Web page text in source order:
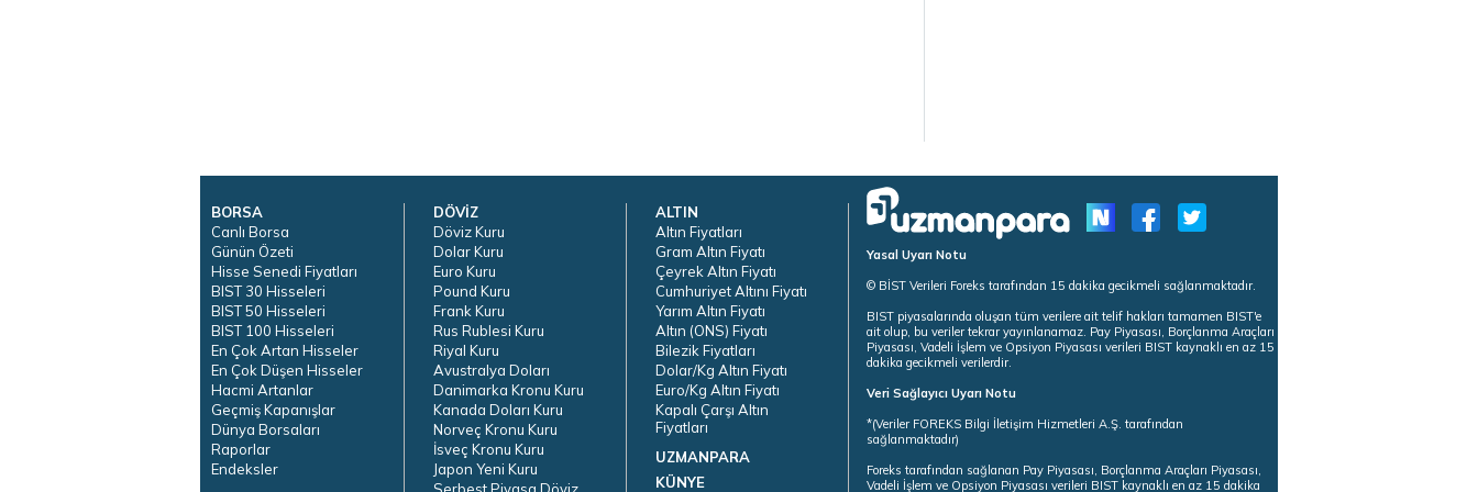
BORSA
Canlı Borsa
Günün Özeti
Hisse Senedi Fiyatları
BIST 30 Hisseleri
BIST 50 Hisseleri
BIST 100 Hisseleri
En Çok Artan Hisseler
En Çok Düşen Hisseler
Hacmi Artanlar
Geçmiş Kapanışlar
Dünya Borsaları
Raporlar
Endeksler
DÖVİZ
Döviz Kuru
Dolar Kuru
Euro Kuru
Pound Kuru
Frank Kuru
Rus Rublesi Kuru
Riyal Kuru
Avustralya Doları
Danimarka Kronu Kuru
Kanada Doları Kuru
Norveç Kronu Kuru
İsveç Kronu Kuru
Japon Yeni Kuru
Serbest Piyasa Döviz
ALTIN
Altın Fiyatları
Gram Altın Fiyatı
Çeyrek Altın Fiyatı
Cumhuriyet Altını Fiyatı
Yarım Altın Fiyatı
Altın (ONS) Fiyatı
Bilezik Fiyatları
Dolar/Kg Altın Fiyatı
Euro/Kg Altın Fiyatı
Kapalı Çarşı Altın
Fiyatları
UZMANPARA
KÜNYE
Yasal Uyarı Notu
© BİST Verileri Foreks tarafından 15 dakika gecikmeli sağlanmaktadır.
BIST piyasalarında oluşan tüm verilere ait telif hakları tamamen BIST'e
ait olup, bu veriler tekrar yayınlanamaz. Pay Piyasası, Borçlanma Araçları
Piyasası, Vadeli İşlem ve Opsiyon Piyasası verileri BIST kaynaklı en az 15
dakika gecikmeli verilerdir.
Veri Sağlayıcı Uyarı Notu
*(Veriler FOREKS Bilgi İletişim Hizmetleri A.Ş. tarafından
sağlanmaktadır)
Foreks tarafından sağlanan Pay Piyasası, Borçlanma Araçları Piyasası,
Vadeli İşlem ve Opsiyon Piyasası verileri BIST kaynaklı en az 15 dakika